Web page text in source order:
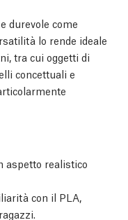
durevole come
lo rende ideale
tra cui oggetti di
concettuali e
aspetto realistico
con il PLA,